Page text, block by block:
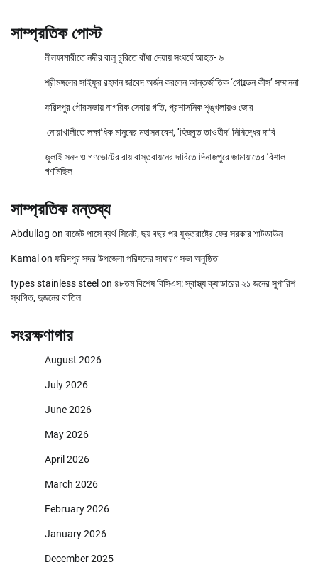
সাম্প্রতিক পোস্ট
নীলফামারীতে নদীর বালু চুরিতে বাঁধা দেয়ায় সংঘর্ষে আহত- ৬
শ্রীমঙ্গলের সাইফুর রহমান জাবেদ অর্জন করলেন আন্তর্জাতিক ‘গোল্ডেন কীস’ সম্মাননা
ফরিদপুর পৌরসভায় নাগরিক সেবায় গতি, প্রশাসনিক শৃঙ্খলায়ও জোর
নোয়াখালীতে লক্ষাধিক মানুষের মহাসমাবেশ, ‘হিজবুত তাওহীদ’ নিষিদ্ধের দাবি
জুলাই সনদ ও গণভোটের রায় বাস্তবায়নের দাবিতে দিনাজপুরে জামায়াতের বিশাল
গণমিছিল
সাম্প্রতিক মন্তব্য
Abdullag on বাজেট পাসে ব্যর্থ সিনেট, ছয় বছর পর যুক্তরাষ্ট্রে ফের সরকার শাটডাউন
Kamalon ফরিদপুর সদর উপজেলা পরিষদের সাধারণ সভা অনুষ্ঠিত
types stainless steelon ৪৮তম বিশেষ বিসিএস: স্বাস্থ্য ক্যাডারের ২১ জনের সুপারিশ
স্থগিত, দুজনের বাতিল
সংরক্ষণাগার
August 2026
July 2026
June 2026
May 2026
April 2026
March 2026
February 2026
January 2026
December 2025